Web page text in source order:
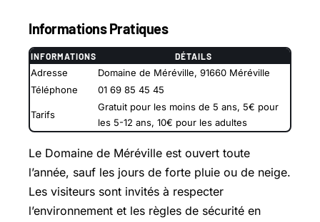
Informations Pratiques
INFORMATIONS DÉTAILS
Adresse
Domaine de Méréville, 91660 Méréville
Téléphone
01 69 85 45 45
Tarifs
Gratuit pour les moins de 5 ans, 5€ pour
les 5-12 ans, 10€ pour les adultes
Le Domaine de Méréville est ouvert toute
l’année, sauf les jours de forte pluie ou de neige.
Les visiteurs sont invités à respecter
l’environnement et les règles de sécurité en